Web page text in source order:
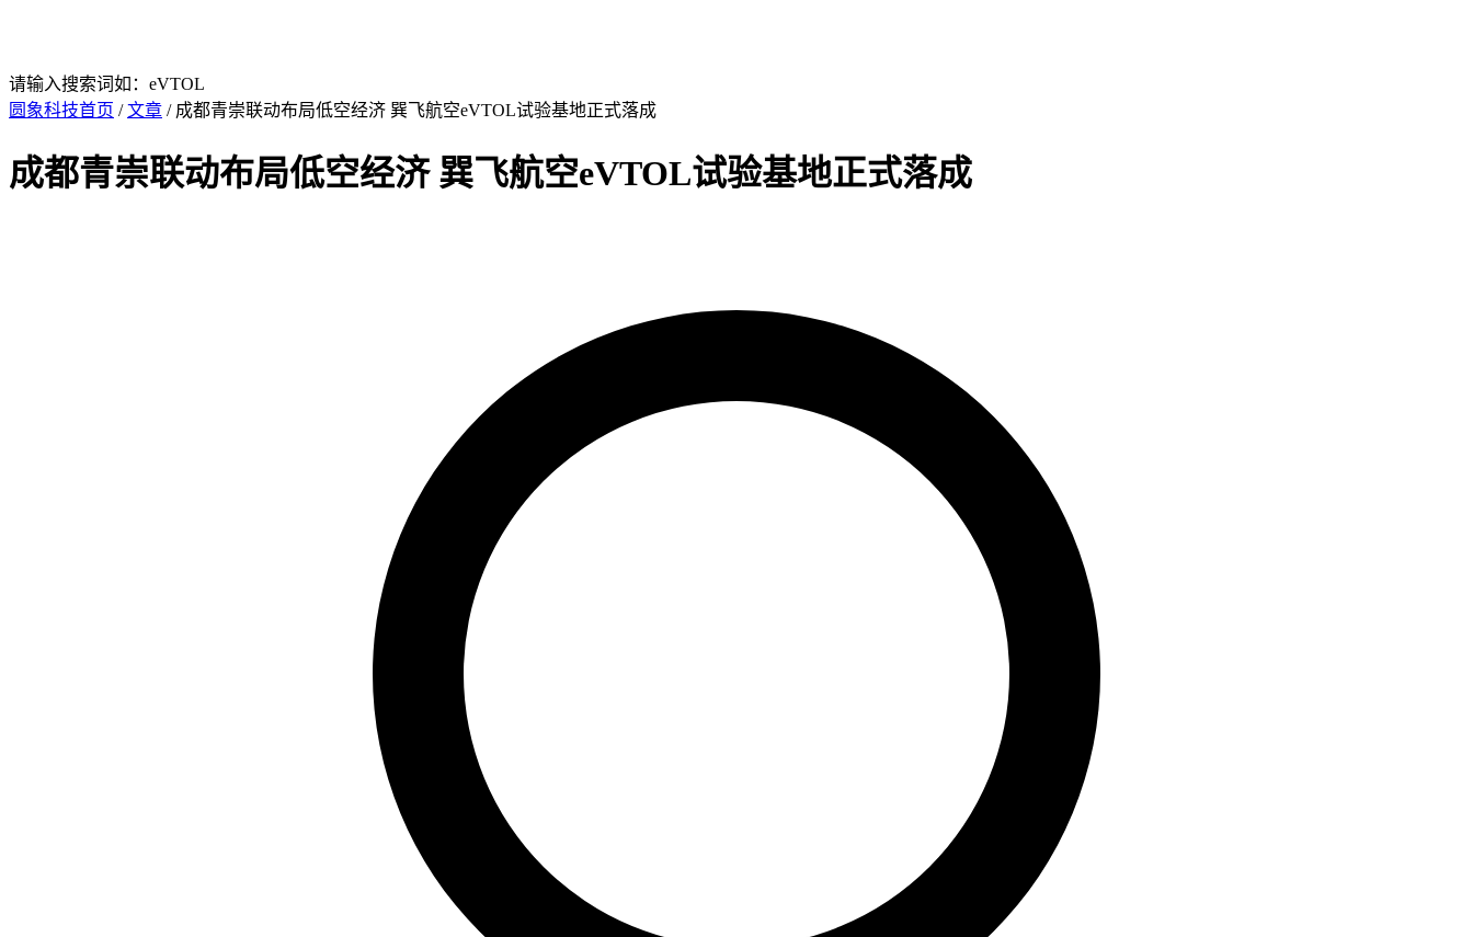
请输入搜索词如：eVTOL
圆象科技首页 /文章 / 成都青崇联动布局低空经济 巽飞航空eVTOL试验基地正式落成
成都青崇联动布局低空经济 巽飞航空eVTOL试验基地正式落成